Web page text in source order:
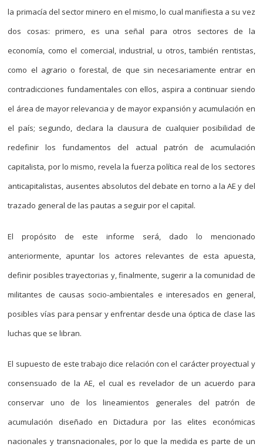
la primacía del sector minero en el mismo, lo cual manifiesta a su vez
dos cosas: primero, es una señal para otros sectores de la
economía, como el comercial, industrial, u otros, también rentistas,
como el agrario o forestal, de que sin necesariamente entrar en
contradicciones fundamentales con ellos, aspira a continuar siendo
el área de mayor relevancia y de mayor expansión y acumulación en
el país; segundo, declara la clausura de cualquier posibilidad de
redefinir los fundamentos del actual patrón de acumulación
capitalista, por lo mismo, revela la fuerza política real de los sectores
anticapitalistas, ausentes absolutos del debate en torno a la AE y del
trazado general de las pautas a seguir por el capital.
El propósito de este informe será, dado lo mencionado
anteriormente, apuntar los actores relevantes de esta apuesta,
definir posibles trayectorias y, finalmente, sugerir a la comunidad de
militantes de causas socio-ambientales e interesados en general,
posibles vías para pensar y enfrentar desde una óptica de clase las
luchas que se libran.
El supuesto de este trabajo dice relación con el carácter proyectual y
consensuado de la AE, el cual es revelador de un acuerdo para
conservar uno de los lineamientos generales del patrón de
acumulación diseñado en Dictadura por las elites económicas
nacionales y transnacionales, por lo que la medida es parte de un